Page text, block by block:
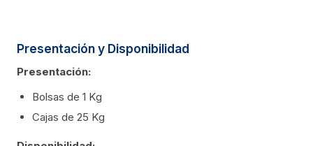
Presentación y Disponibilidad
Presentación:
Bolsas de 1 Kg
Cajas de 25 Kg